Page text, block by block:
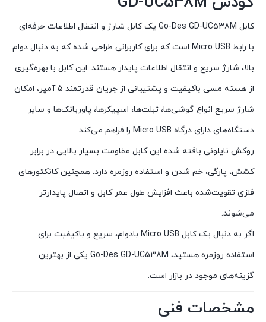
کابل Go-Des GD-UC538M یک کابل شارژ و انتقال اطلاعات حرفه‌ای
با رابط Micro USB است که برای کاربرانی طراحی شده که به دنبال دوام
بالا، شارژ سریع و انتقال اطلاعات پایدار هستند. این کابل با بهره‌گیری
از هسته مسی باکیفیت و پشتیبانی از جریان قدرتمند 5 آمپر، امکان
شارژ سریع انواع گوشی‌ها، تبلت‌ها، اسپیکرها، پاوربانک‌ها و سایر
دستگاه‌های دارای درگاه Micro USB را فراهم می‌کند.
روکش نایلونی بافته شده این کابل مقاومت بسیار بالایی در برابر
کشش، پارگی، خم شدن و استفاده روزمره دارد. همچنین کانکتورهای
فلزی تقویت‌شده باعث افزایش طول عمر کابل و اتصال پایدارتر
می‌شوند.
اگر به دنبال یک کابل Micro USB بادوام، سریع و باکیفیت برای
استفاده روزمره هستید، Go-Des GD-UC538M یکی از بهترین
گزینه‌های موجود در بازار است.
مشخصات فنی